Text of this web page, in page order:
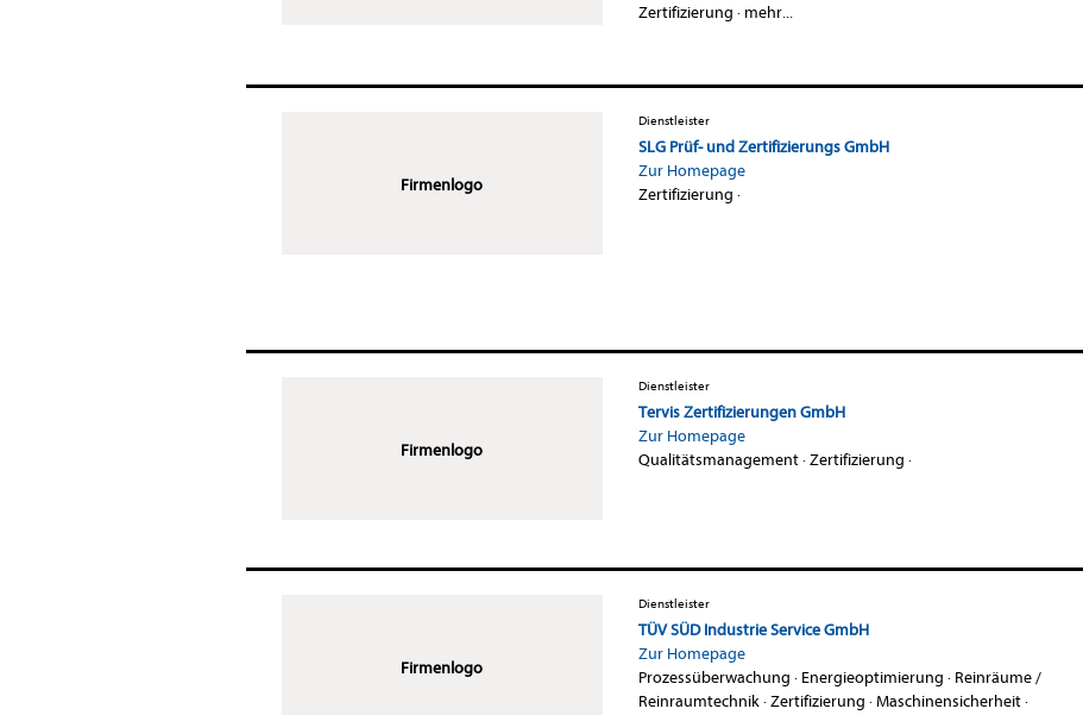
Zertifizierung · mehr...
Firmenlogo
Dienstleister
SLG Prüf- und Zertifizierungs GmbH
Zur Homepage
Zertifizierung ·
Firmenlogo
Dienstleister
Tervis Zertifizierungen GmbH
Zur Homepage
Qualitätsmanagement·Zertifizierung ·
Firmenlogo
Dienstleister
TÜV SÜD Industrie Service GmbH
Zur Homepage
Prozessüberwachung · Energieoptimierung · Reinräume /
Reinraumtechnik·Zertifizierung ·Maschinensicherheit·